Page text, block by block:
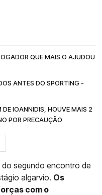
QUE MAIS O AJUDOU
ANTES DO SPORTING -
IOANNIDIS, HOUVE MAIS 2
POR PRECAUÇÃO
segundo encontro de
algarvio. Os
com o